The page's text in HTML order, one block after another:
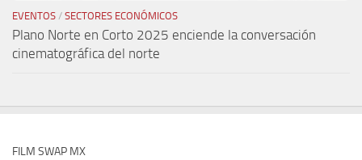
EVENTOS / SECTORES ECONÓMICOS
Plano Norte en Corto 2025 enciende la conversación
cinematográfica del norte
FILM SWAP MX